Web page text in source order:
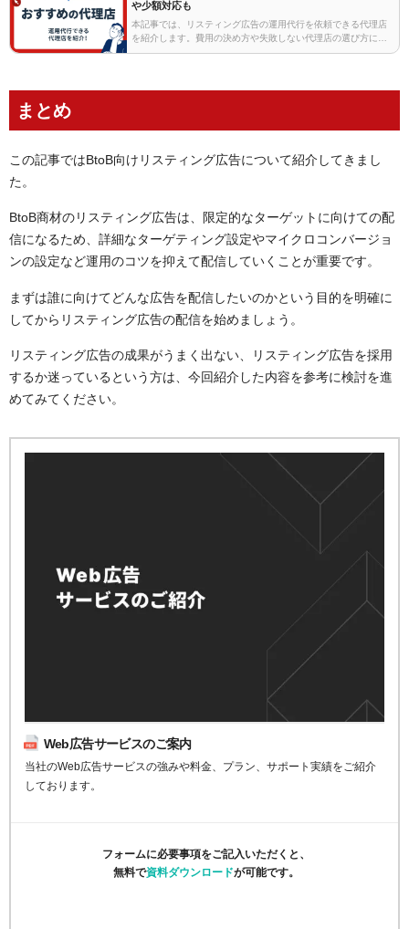
や少額対応も
本記事では、リスティング広告の運用代行を依頼できる代理店
を紹介します。費用の決め方や失敗しない代理店の選び方につ
いても解説しますので、リスティング広告の代理店をお探しの
まとめ
この記事ではBtoB向けリスティング広告について紹介してきまし
た。
BtoB商材のリスティング広告は、限定的なターゲットに向けての配
信になるため、詳細なターゲティング設定やマイクロコンバージョ
ンの設定など運用のコツを抑えて配信していくことが重要です。
まずは誰に向けてどんな広告を配信したいのかという目的を明確に
してからリスティング広告の配信を始めましょう。
リスティング広告の成果がうまく出ない、リスティング広告を採用
するか迷っているという方は、今回紹介した内容を参考に検討を進
めてみてください。
Web広告サービスのご案内
当社のWeb広告サービスの強みや料金、プラン、サポート実績をご紹介
しております。
フォームに必要事項をご記入いただくと、
無料で資料ダウンロードが可能です。